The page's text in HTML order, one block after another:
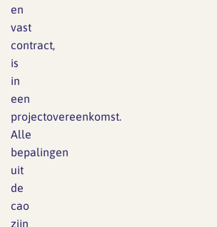
en
vast
contract,
is
in
een
projectovereenkomst.
Alle
bepalingen
uit
de
cao
zijn